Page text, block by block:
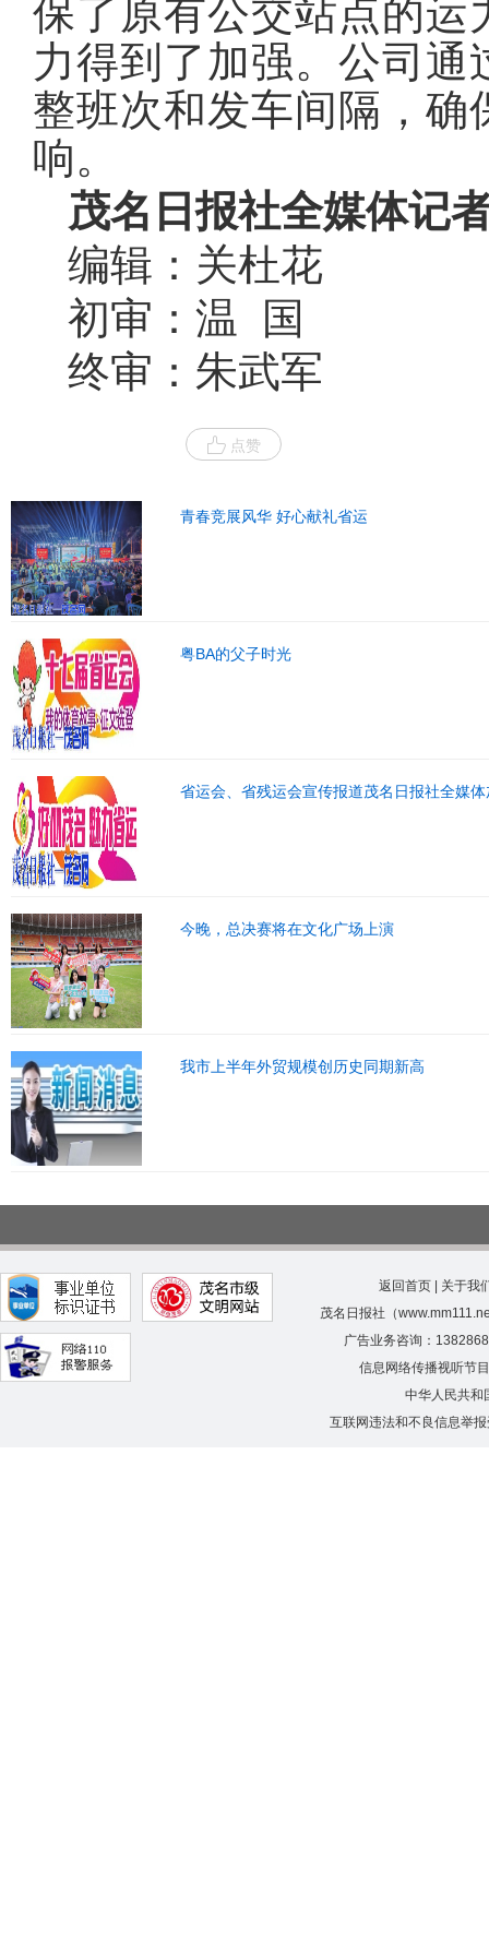
保了原有公交站点的运
力得到了加强。公司
整班次和发车间隔，
响。
茂名日报社全媒体记
编辑：关杜花
初审：温 国
终审：朱武军
点赞
青春竞展风华 好心献礼省运
粤BA的父子时光
省运会、省残运会宣传报道茂名日报社全媒
今晚，总决赛将在文化广场上演
我市上半年外贸规模创历史同期新高
返回首页
关于我
茂名日报社（
广告业务咨询：
信息网络传播视听节
中华人民共和
互联网违法和不良信息举